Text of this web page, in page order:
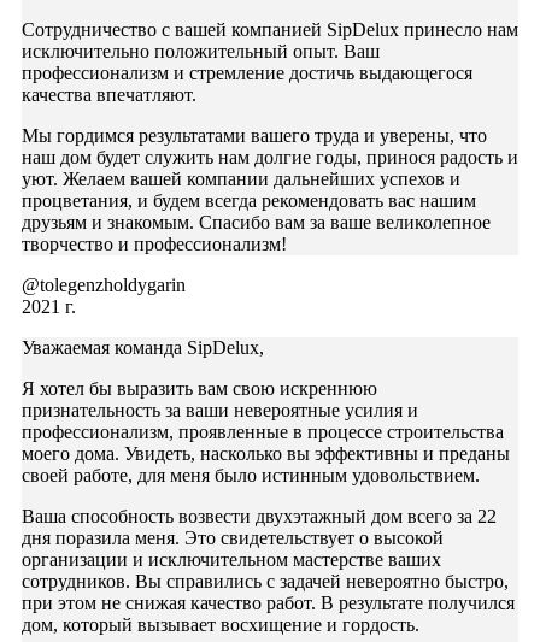
Сотрудничество с вашей компанией SipDelux принесло нам
исключительно положительный опыт. Ваш
профессионализм и стремление достичь выдающегося
качества впечатляют.
Мы гордимся результатами вашего труда и уверены, что
наш дом будет служить нам долгие годы, принося радость и
уют. Желаем вашей компании дальнейших успехов и
процветания, и будем всегда рекомендовать вас нашим
друзьям и знакомым. Спасибо вам за ваше великолепное
творчество и профессионализм!
@tolegenzholdygarin
2021 г.
Уважаемая команда SipDelux,
Я хотел бы выразить вам свою искреннюю
признательность за ваши невероятные усилия и
профессионализм, проявленные в процессе строительства
моего дома. Увидеть, насколько вы эффективны и преданы
своей работе, для меня было истинным удовольствием.
Ваша способность возвести двухэтажный дом всего за 22
дня поразила меня. Это свидетельствует о высокой
организации и исключительном мастерстве ваших
сотрудников. Вы справились с задачей невероятно быстро,
при этом не снижая качество работ. В результате получился
дом, который вызывает восхищение и гордость.